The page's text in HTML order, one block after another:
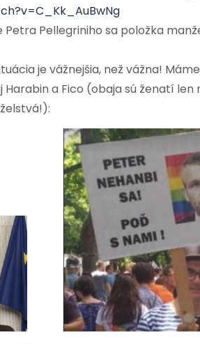
Pellegriniho sa položka
je vážnejšia, než vážna!
Harabin a Fico (obaja sú ženatí